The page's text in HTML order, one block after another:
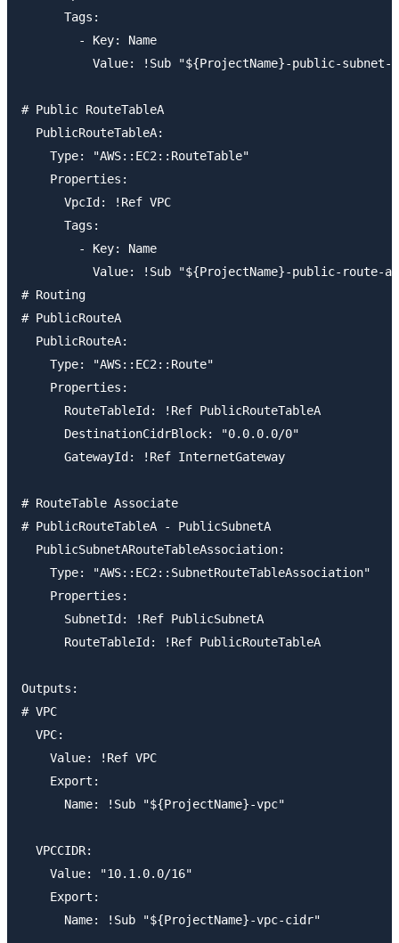
      Tags:
        - Key: Name
Value: !Sub "${ProjectName}-public-subnet-
# Public RouteTableA
  PublicRouteTableA:
    Type: "AWS::EC2::RouteTable"
    Properties:
      VpcId: !Ref VPC
      Tags:
        - Key: Name
          Value: !Sub "${ProjectName}-public-route-a"
# Routing
# PublicRouteA
  PublicRouteA:
    Type: "AWS::EC2::Route"
    Properties:
      RouteTableId: !Ref PublicRouteTableA
      DestinationCidrBlock: "0.0.0.0/0"
      GatewayId: !Ref InternetGateway
# RouteTable Associate
# PublicRouteTableA - PublicSubnetA
  PublicSubnetARouteTableAssociation:
    Type: "AWS::EC2::SubnetRouteTableAssociation"
    Properties:
      SubnetId: !Ref PublicSubnetA
      RouteTableId: !Ref PublicRouteTableA
Outputs:
# VPC
  VPC:
    Value: !Ref VPC
    Export:
      Name: !Sub "${ProjectName}-vpc"
  VPCCIDR:
    Value: "10.1.0.0/16"
    Export:
      Name: !Sub "${ProjectName}-vpc-cidr"